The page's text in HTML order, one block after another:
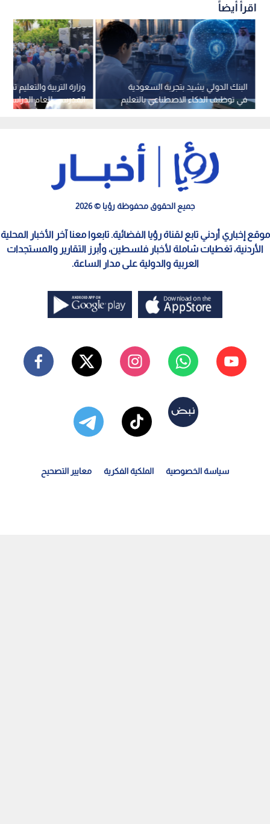
اقرأ أيضاً
وزارة التربية والتعليم
2027
البنك الدولي يشيد بتجربة السعودية
في توظيف الذكاء الاصطناعي بالتعليم
الرقمي
جميع الحقوق محفوظة رؤيا © 2026
موقع إخباري أردني تابع لقناة رؤيا الفضائية. تابعوا معنا آخر الأخبار المحلية
الأردنية، تغطيات شاملة لأخبار فلسطين، وأبرز التقارير والمستجدات
العربية والدولية على مدار الساعة.
سياسة الخصوصية الملكية الفكرية معايير التصحيح